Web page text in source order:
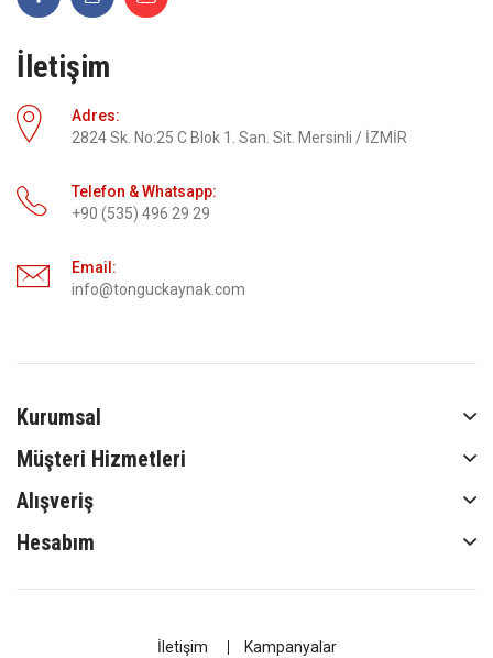
İletişim
Adres:
2824 Sk. No:25 C Blok 1. San. Sit. Mersinli / İZMİR
Telefon & Whatsapp:
+90 (535) 496 29 29
Email:
info@tonguckaynak.com
Kurumsal
Müşteri Hizmetleri
Alışveriş
Hesabım
İletişim Kampanyalar